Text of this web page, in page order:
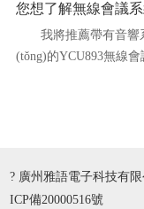
我將推薦帶有音響
(tǒng)的YCU893無線
? 廣州雅語電子科技有
ICP備20000516號